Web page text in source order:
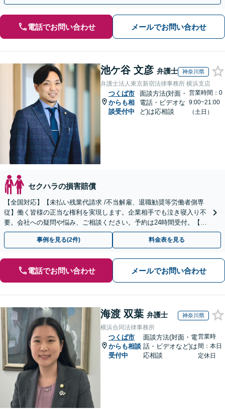
電話でお問い合わせ メールでお問い合わせ
池ケ谷 文彦 弁護士 神奈川県
弁護士法人東京新宿法律事務所 横浜支店
つくば市
からも相
談受付中
面談方法(対面・
電話・ビデオな
ど)は応相談
営業時間：0
9:00~21:00
（土日）
セクハラの損害賠償
【全国対応】【未払い残業代請求 /不当解雇、退職勧奨等労働者側専
従】働く皆様の正当な権利を実現します。企業相手でも泣き寝入り不
要。会社への疑問や悩み、ご相談ください。予約は24時間受付。【初
回面談無料】【夜間・休日対応可】
事例を見る(2件) 料金表を見る
電話でお問い合わせ メールでお問い合わせ
海渡 双葉 弁護士 神奈川県
横浜合同法律事務所
つくば市
からも相談
受付中
面談方法(対面・電
話・ビデオなど)は
応相談
営業時
間：本日
定休日